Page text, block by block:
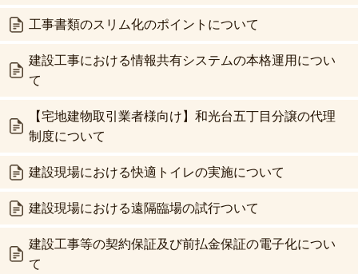
工事書類のスリム化のポイントについて
建設工事における情報共有システムの本格運用につい
て
【宅地建物取引業者様向け】和光台五丁目分譲の代理
制度について
建設現場における快適トイレの実施について
建設現場における遠隔臨場の試行ついて
建設工事等の契約保証及び前払金保証の電子化につい
て